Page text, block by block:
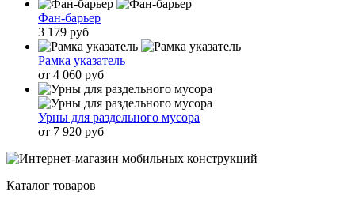
Фан-барьер
3 179 руб
Рамка указатель
от 4 060 руб
Урны для раздельного мусора
от 7 920 руб
Каталог товаров